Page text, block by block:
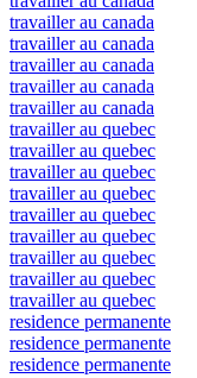
travailler au canada
travailler au canada
travailler au canada
travailler au canada
travailler au canada
travailler au quebec
travailler au quebec
travailler au quebec
travailler au quebec
travailler au quebec
travailler au quebec
travailler au quebec
travailler au quebec
travailler au quebec
residence permanente
residence permanente
residence permanente